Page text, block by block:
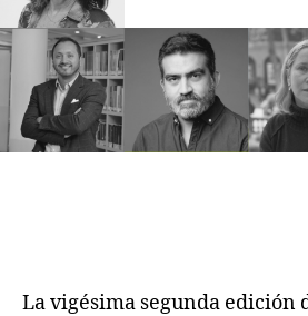
La vigésima segunda edición